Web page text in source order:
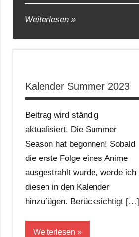
Weiterlesen
Kalender Summer 2023
Beitrag wird ständig
aktualisiert. Die Summer
Season hat begonnen! Sobald
die erste Folge eines Anime
ausgestrahlt wurde, werde ich
diesen in den Kalender
hinzufügen. Berücksichtigt […]
Weiterlesen